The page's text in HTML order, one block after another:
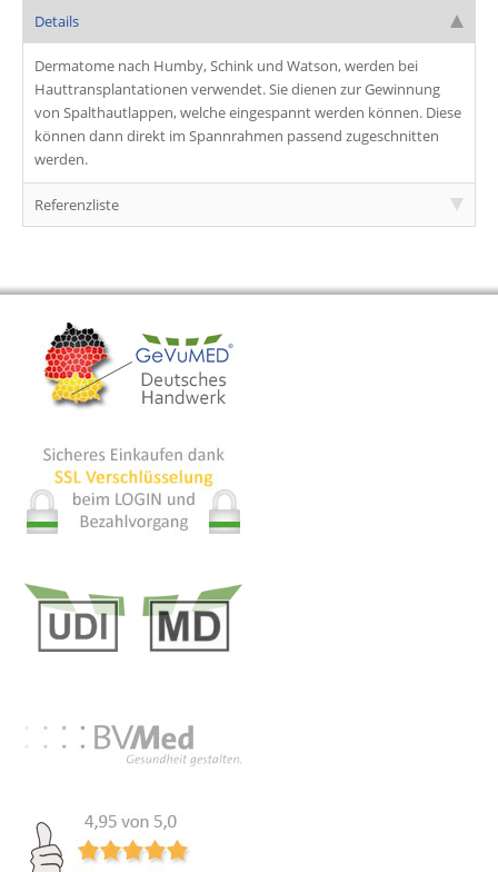
Details
Dermatome nach Humby,Schink und Watson, werden bei
Hauttransplantationen verwendet. Sie dienen zur Gewinnung
von Spalthautlappen, welche eingespannt werden können. Diese
können dann direkt im Spannrahmen passend zugeschnitten
werden.
Referenzliste